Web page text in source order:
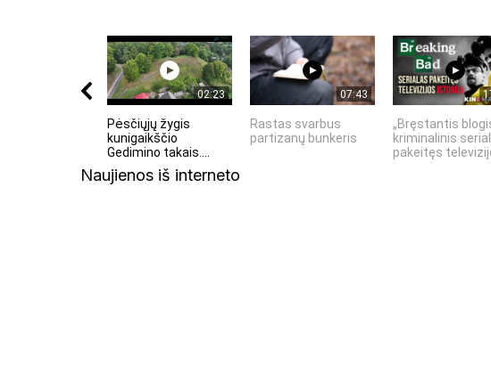
02:23
Pėsčiųjų žygis
kunigaikščio
Gedimino takais....
07:43
Rastas svarbus
partizanų bunkeris
„Bręstantis
kriminalinis
pakeitęs
Naujienos iš interneto